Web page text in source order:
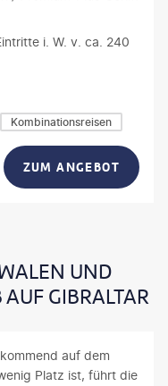
i. W. v. ca. 240
Kombinationsreisen
ZUM ANGEBOT
UND
GIBRALTAR
auf dem
Platz ist, führt die